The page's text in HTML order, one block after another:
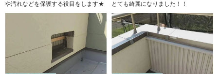
や汚れなどを保護する役目をします★
とても綺麗になりました！！